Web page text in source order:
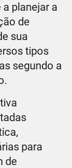
planejar a
de
sua
tipos
segundo a
para
de